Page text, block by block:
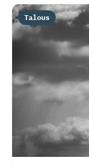
Talous